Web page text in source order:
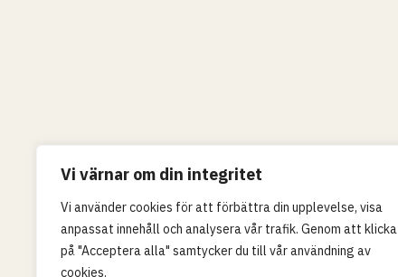
Vi värnar om din integritet
Vi använder cookies för att förbättra din upplevelse, visa
anpassat innehåll och analysera vår trafik. Genom att klicka
på "Acceptera alla" samtycker du till vår användning av
cookies.